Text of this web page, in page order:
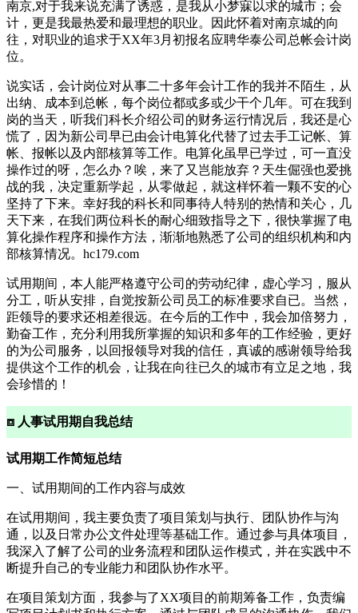
南京,对于我来说充满了诱惑，是我从小梦寐以求的城市；会
计，更是我最热爱和最理想的职业。因此怀着对南京城的向
往，对职业的追求于XX年3月初报名应聘华泰公司总帐会计岗
位。
说实话，会计岗位对从事二十多年会计工作的我并不陌生，从
出纳、成本到总帐，每个岗位都或多或少干个几年。可在我到
岗的当天，听我们科长介绍公司的财务运行情况后，我还是心
慌了，因为新公司早已由会计电算化代替了过去手工记帐、算
帐、报帐以及内部核算等工作。电算化虽早已学过，可一直没
操作过的呀，怎么办？唉，来了又岂能放弃？天生倔强也爱挑
战的我，决定重新学起，从零做起，就这样怀着一颗不安的心
坚持了下来。幸好我的科长和同事待人特别的热情和关心，几
天下来，在我们两位科长的耐心细致指导之下，很快掌握了电
算化操作程序和操作方法，渐渐地熟悉了公司的组织机构和内
部核算情况。hc179.com
试用期间，本人能严格遵守公司的劳动纪律，虚心学习，服从
分工，听从安排，自觉按新公司员工的标准要求自已。当然，
距领导的要求还相差很远。在今后的工作中，我会加倍努力，
勤奋工作，充分利用我所掌握的知识和多年的工作经验，更好
的为公司服务，以回报领导对我的信任，真诚的感谢领导给我
提供这个工作的机会，让我在向往已久的城市有立足之地，我
会珍惜的！
⧈ 人事试用期自我总结
试用期工作简短总结
一、试用期间的工作内容与成效
在试用期间，我主要负责了项目策划与执行、团队协作与沟
通，以及日常办公文件处理等基础工作。通过参与具体项目，
我深入了解了公司的业务流程和团队运作模式，并在实践中不
断提升自己的专业能力和团队协作水平。
在项目策划方面，我参与了XX项目的前期筹备工作，负责编